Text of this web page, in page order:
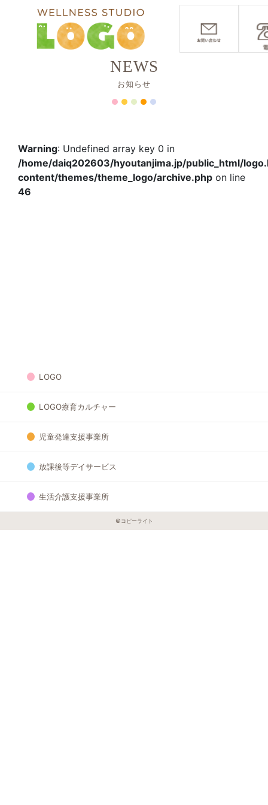
NEWS
お知らせ
Warning: Undefined array key 0 in
/home/daiq202603/hyoutanjima.jp/public_html/
content/themes/theme_logo/archive.php on line
46
LOGO
LOGO療育カルチャー
児童発達支援事業所
放課後等デイサービス
生活介護支援事業所
©︎コピーライト